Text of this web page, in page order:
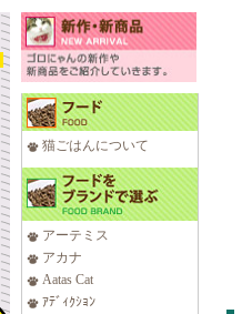
猫ごはんについて
アーテミス
アカナ
Aatas Cat
ｱﾃﾞｨｸｼｮﾝ